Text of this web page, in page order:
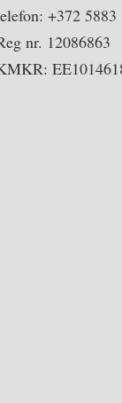
+372 5883
nr. 12086863